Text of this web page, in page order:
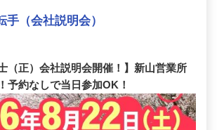
手（会社説明会）
（正）会社説明会開催！】新山営業所
予約なしで当日参加OK！